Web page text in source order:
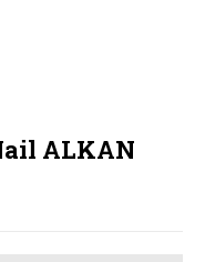
ALKAN